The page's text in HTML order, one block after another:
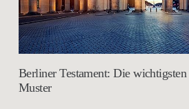
Berliner Testament: Die
Muster